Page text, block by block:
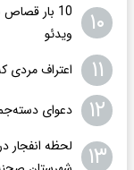
۱۰
10 بار
ویدئو
۱۱ اعتراف
۱۲ دعوای
۱۳